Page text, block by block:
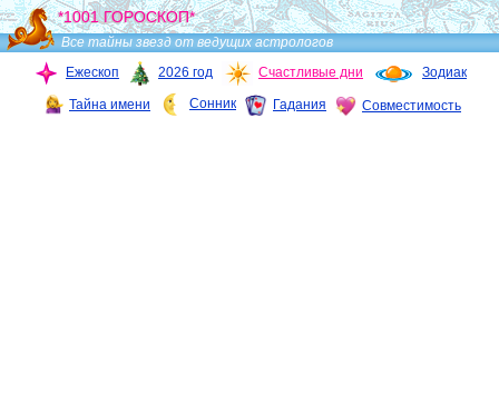
*1001 ГОРОСКОП*
Все тайны звезд от ведущих астрологов
Ежескоп
2026 год Счастливые дни Зодиак
Тайна имени Сонник Гадания Совместимость